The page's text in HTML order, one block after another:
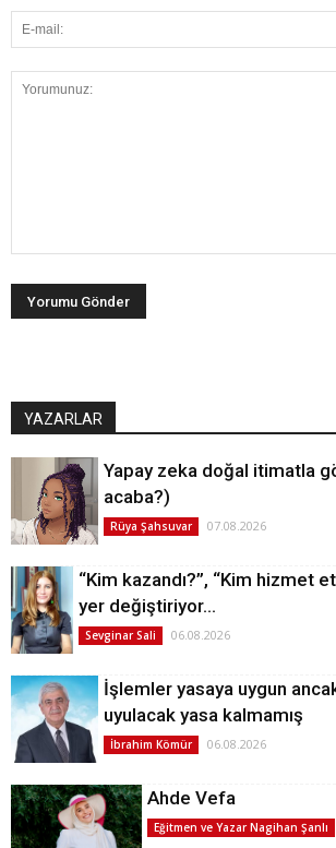
YAZARLAR
Yapay zeka doğal itimatla
acaba?)
Rüya Şahsuvar 07.08.2026
“Kim kazandı?”, “Kim hizmet
yer değiştiriyor…
Sevginar Sali 06.08.2026
İşlemler yasaya uygun
uyulacak yasa kalmamış
İbrahim Kömür 06.08.2026
Ahde Vefa
Eğitmen ve Yazar Nagihan Şanlı